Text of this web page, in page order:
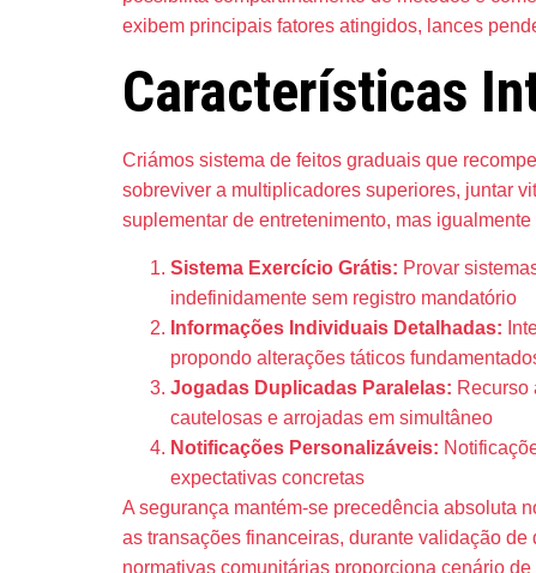
exibem principais fatores atingidos, lances
Características
Criámos sistema de feitos graduais que
sobreviver a multiplicadores superiores, juntar
suplementar de entretenimento, mas
Sistema Exercício Grátis: Provar
indefinidamente sem registro mandatório
Informações Individuais Detalhadas:
propondo alterações táticos
Jogadas Duplicadas Paralelas: Recurso
cautelosas e arrojadas em simultâneo
Notificações Personalizáveis:
expectativas concretas
A segurança mantém-se precedência absoluta
as transações financeiras, durante validação
normativas comunitárias proporciona cenário